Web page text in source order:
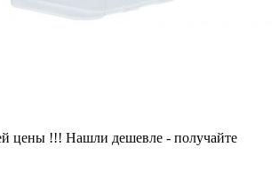
цены !!! Нашли дешевле - получайте